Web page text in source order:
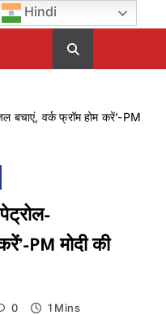
बचाएं, वर्क फ्रॉम होम करें’-PM
PM मोदी की
0 1 Mins
Hindi